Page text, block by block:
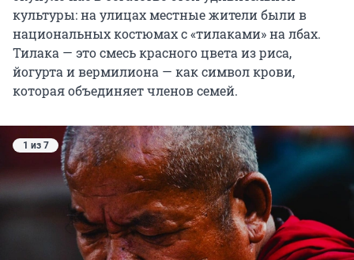
культуры: на улицах местные жители были в
национальных костюмах с «тилаками» на лбах.
Тилака — это смесь красного цвета из риса,
йогурта и вермилиона — как символ крови,
которая объединяет членов семей.
1 из 7